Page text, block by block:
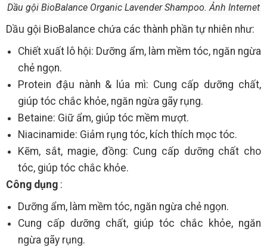
Dầu gội BioBalance Organic Lavender Shampoo. Ảnh Internet
Dầu gội BioBalance chứa các thành phần tự nhiên như:
Chiết xuất lô hội: Dưỡng ẩm, làm mềm tóc, ngăn ngừa
chẻ ngọn.
Protein đậu nành & lúa mì: Cung cấp dưỡng chất,
giúp tóc chắc khỏe, ngăn ngừa gãy rụng.
Betaine: Giữ ẩm, giúp tóc mềm mượt.
Niacinamide: Giảm rụng tóc, kích thích mọc tóc.
Kẽm, sắt, magie, đồng: Cung cấp dưỡng chất cho
tóc, giúp tóc chắc khỏe.
Công dụng :
Dưỡng ẩm, làm mềm tóc, ngăn ngừa chẻ ngọn.
Cung cấp dưỡng chất, giúp tóc chắc khỏe, ngăn
ngừa gãy rụng.